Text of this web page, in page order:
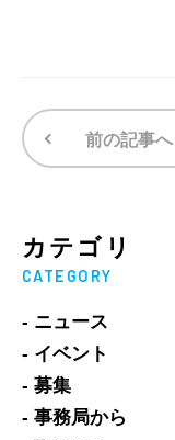
前の記事へ
カテゴリ
CATEGORY
- ニュース
- イベント
- 募集
- 事務局から